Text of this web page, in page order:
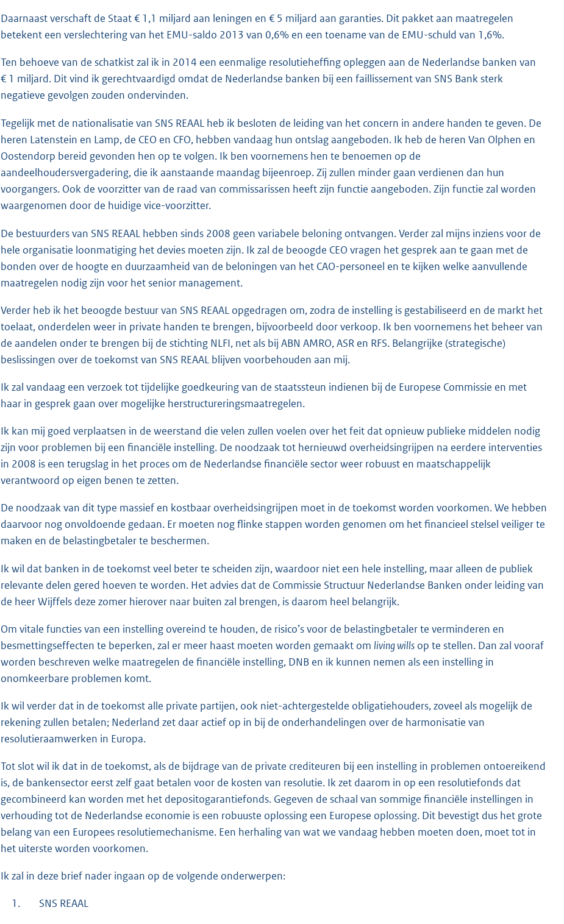
Daarnaast verschaft de Staat € 1,1 miljard aan leningen en € 5 miljard aan garanties. Dit pakket aan maatregelen
betekent een verslechtering van het EMU-saldo 2013 van 0,6% en een toename van de EMU-schuld van 1,6%.
Ten behoeve van de schatkist zal ik in 2014 een eenmalige resolutieheffing opleggen aan de Nederlandse banken van
€ 1 miljard. Dit vind ik gerechtvaardigd omdat de Nederlandse banken bij een faillissement van SNS Bank sterk
negatieve gevolgen zouden ondervinden.
Tegelijk met de nationalisatie van SNS REAAL heb ik besloten de leiding van het concern in andere handen te geven. De
heren Latenstein en Lamp, de CEO en CFO, hebben vandaag hun ontslag aangeboden. Ik heb de heren Van Olphen en
Oostendorp bereid gevonden hen op te volgen. Ik ben voornemens hen te benoemen op de
aandeelhoudersvergadering, die ik aanstaande maandag bijeenroep. Zij zullen minder gaan verdienen dan hun
voorgangers. Ook de voorzitter van de raad van commissarissen heeft zijn functie aangeboden. Zijn functie zal worden
waargenomen door de huidige vice-voorzitter.
De bestuurders van SNS REAAL hebben sinds 2008 geen variabele beloning ontvangen. Verder zal mijns inziens voor de
hele organisatie loonmatiging het devies moeten zijn. Ik zal de beoogde CEO vragen het gesprek aan te gaan met de
bonden over de hoogte en duurzaamheid van de beloningen van het CAO-personeel en te kijken welke aanvullende
maatregelen nodig zijn voor het senior management.
Verder heb ik het beoogde bestuur van SNS REAAL opgedragen om, zodra de instelling is gestabiliseerd en de markt het
toelaat, onderdelen weer in private handen te brengen, bijvoorbeeld door verkoop. Ik ben voornemens het beheer van
de aandelen onder te brengen bij de stichting NLFI, net als bij ABN AMRO, ASR en RFS. Belangrijke (strategische)
beslissingen over de toekomst van SNS REAAL blijven voorbehouden aan mij.
Ik zal vandaag een verzoek tot tijdelijke goedkeuring van de staatssteun indienen bij de Europese Commissie en met
haar in gesprek gaan over mogelijke herstructureringsmaatregelen.
Ik kan mij goed verplaatsen in de weerstand die velen zullen voelen over het feit dat opnieuw publieke middelen nodig
zijn voor problemen bij een financiële instelling. De noodzaak tot hernieuwd overheidsingrijpen na eerdere interventies
in 2008 is een terugslag in het proces om de Nederlandse financiële sector weer robuust en maatschappelijk
verantwoord op eigen benen te zetten.
De noodzaak van dit type massief en kostbaar overheidsingrijpen moet in de toekomst worden voorkomen. We hebben
daarvoor nog onvoldoende gedaan. Er moeten nog flinke stappen worden genomen om het financieel stelsel veiliger te
maken en de belastingbetaler te beschermen.
Ik wil dat banken in de toekomst veel beter te scheiden zijn, waardoor niet een hele instelling, maar alleen de publiek
relevante delen gered hoeven te worden. Het advies dat de Commissie Structuur Nederlandse Banken onder leiding van
de heer Wijffels deze zomer hierover naar buiten zal brengen, is daarom heel belangrijk.
Om vitale functies van een instelling overeind te houden, de risico’s voor de belastingbetaler te verminderen en
besmettingseffecten te beperken, zal er meer haast moeten worden gemaakt om living wills op te stellen. Dan zal vooraf
worden beschreven welke maatregelen de financiële instelling, DNB en ik kunnen nemen als een instelling in
onomkeerbare problemen komt.
Ik wil verder dat in de toekomst alle private partijen, ook niet-achtergestelde obligatiehouders, zoveel als mogelijk de
rekening zullen betalen; Nederland zet daar actief op in bij de onderhandelingen over de harmonisatie van
resolutieraamwerken in Europa.
Tot slot wil ik dat in de toekomst, als de bijdrage van de private crediteuren bij een instelling in problemen ontoereikend
is, de bankensector eerst zelf gaat betalen voor de kosten van resolutie. Ik zet daarom in op een resolutiefonds dat
gecombineerd kan worden met het depositogarantiefonds. Gegeven de schaal van sommige financiële instellingen in
verhouding tot de Nederlandse economie is een robuuste oplossing een Europese oplossing. Dit bevestigt dus het grote
belang van een Europees resolutiemechanisme. Een herhaling van wat we vandaag hebben moeten doen, moet tot in
het uiterste worden voorkomen.
Ik zal in deze brief nader ingaan op de volgende onderwerpen:
1. SNS REAAL